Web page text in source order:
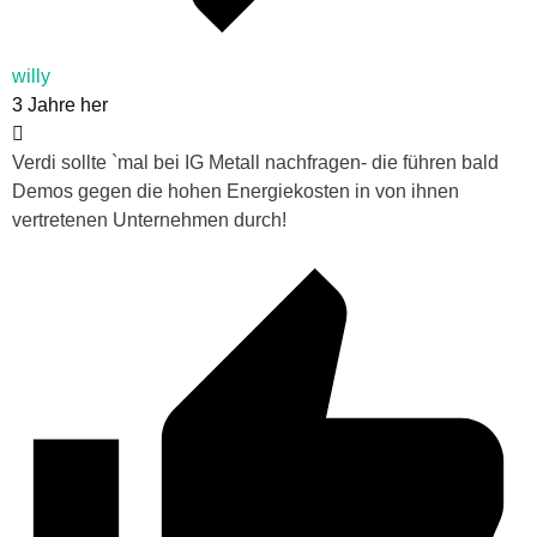
willy
3 Jahre her
Verdi sollte `mal bei IG Metall nachfragen- die führen bald
Demos gegen die hohen Energiekosten in von ihnen
vertretenen Unternehmen durch!